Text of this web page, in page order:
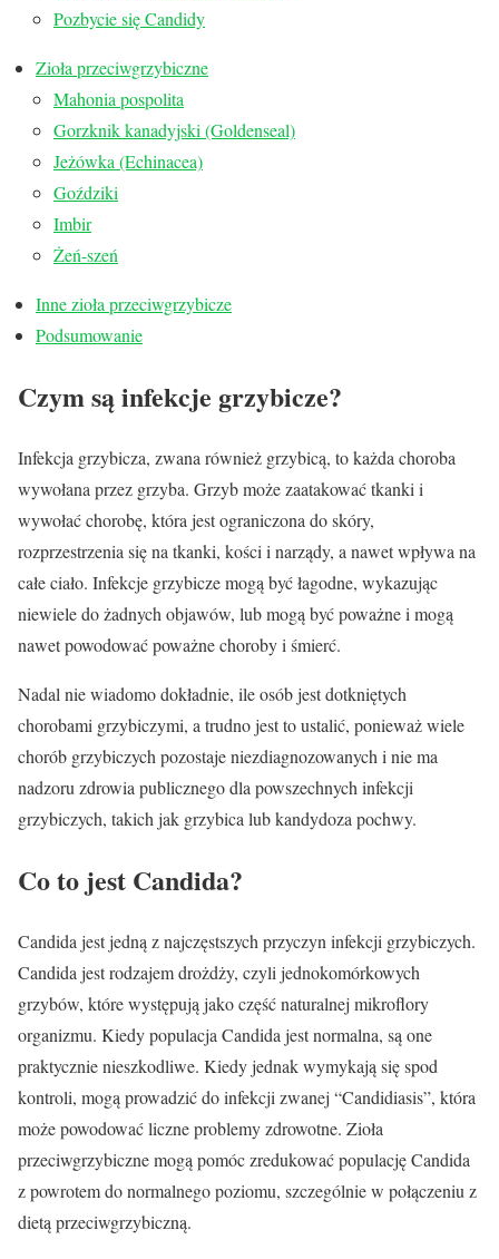
Pozbycie się Candidy
Zioła przeciwgrzybiczne
Mahonia pospolita
Gorzknik kanadyjski (Goldenseal)
Jeżówka (Echinacea)
Goździki
Imbir
Żeń-szeń
Inne zioła przeciwgrzybicze
Podsumowanie
Czym są infekcje grzybicze?
Infekcja grzybicza, zwana również grzybicą, to każda choroba
wywołana przez grzyba. Grzyb może zaatakować tkanki i
wywołać chorobę, która jest ograniczona do skóry,
rozprzestrzenia się na tkanki, kości i narządy, a nawet wpływa na
całe ciało. Infekcje grzybicze mogą być łagodne, wykazując
niewiele do żadnych objawów, lub mogą być poważne i mogą
nawet powodować poważne choroby i śmierć.
Nadal nie wiadomo dokładnie, ile osób jest dotkniętych
chorobami grzybiczymi, a trudno jest to ustalić, ponieważ wiele
chorób grzybiczych pozostaje niezdiagnozowanych i nie ma
nadzoru zdrowia publicznego dla powszechnych infekcji
grzybiczych, takich jak grzybica lub kandydoza pochwy.
Co to jest Candida?
Candida jest jedną z najczęstszych przyczyn infekcji grzybiczych.
Candida jest rodzajem drożdży, czyli jednokomórkowych
grzybów, które występują jako część naturalnej mikroflory
organizmu. Kiedy populacja Candida jest normalna, są one
praktycznie nieszkodliwe. Kiedy jednak wymykają się spod
kontroli, mogą prowadzić do infekcji zwanej “Candidiasis”, która
może powodować liczne problemy zdrowotne. Zioła
przeciwgrzybiczne mogą pomóc zredukować populację Candida
z powrotem do normalnego poziomu, szczególnie w połączeniu z
dietą przeciwgrzybiczną.